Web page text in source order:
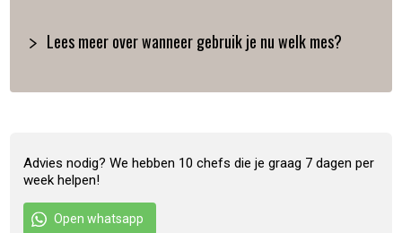
Lees meer over wanneer gebruik je nu welk mes?
Advies nodig? We hebben 10 chefs die je graag 7 dagen per
week helpen!
Open whatsapp